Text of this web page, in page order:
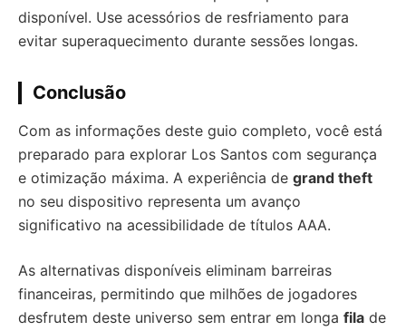
disponível. Use acessórios de resfriamento para
evitar superaquecimento durante sessões longas.
Conclusão
Com as informações deste guio completo, você está
preparado para explorar Los Santos com segurança
e otimização máxima. A experiência de grand theft
no seu dispositivo representa um avanço
significativo na acessibilidade de títulos AAA.
As alternativas disponíveis eliminam barreiras
financeiras, permitindo que milhões de jogadores
desfrutem deste universo sem entrar em longa fila de